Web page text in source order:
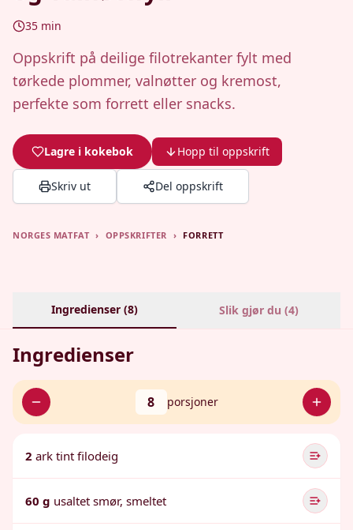
35 min
Oppskrift på deilige filotrekanter fylt med
tørkede plommer, valnøtter og kremost,
perfekte som forrett eller snacks.
Lagre i kokebok Hopp til oppskrift
Skriv ut Del oppskrift
NORGES MATFAT › OPPSKRIFTER › FORRETT
Ingredienser (8) Slik gjør du (4)
Ingredienser
8 porsjoner
2 ark tint filodeig
60 g usaltet smør, smeltet